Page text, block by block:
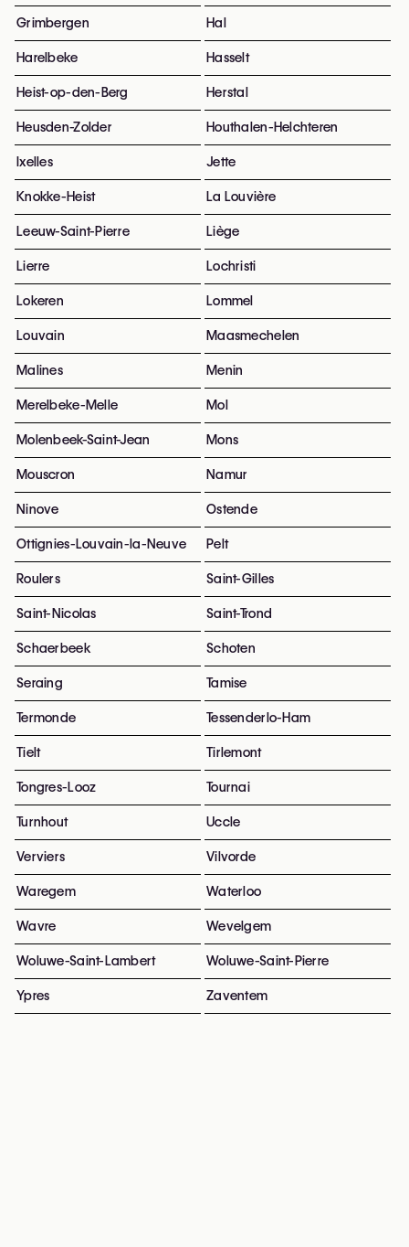
Grimbergen Hal
Harelbeke Hasselt
Heist-op-den-Berg Herstal
Heusden-Zolder Houthalen-Helchteren
Ixelles Jette
Knokke-Heist La Louvière
Leeuw-Saint-Pierre Liège
Lierre Lochristi
Lokeren Lommel
Louvain Maasmechelen
Malines Menin
Merelbeke-Melle Mol
Molenbeek-Saint-Jean Mons
Mouscron Namur
Ninove Ostende
Ottignies-Louvain-la-Neuve Pelt
Roulers Saint-Gilles
Saint-Nicolas Saint-Trond
Schaerbeek Schoten
Seraing Tamise
Termonde Tessenderlo-Ham
Tielt Tirlemont
Tongres-Looz Tournai
Turnhout Uccle
Verviers Vilvorde
Waregem Waterloo
Wavre Wevelgem
Woluwe-Saint-Lambert Woluwe-Saint-Pierre
Ypres Zaventem